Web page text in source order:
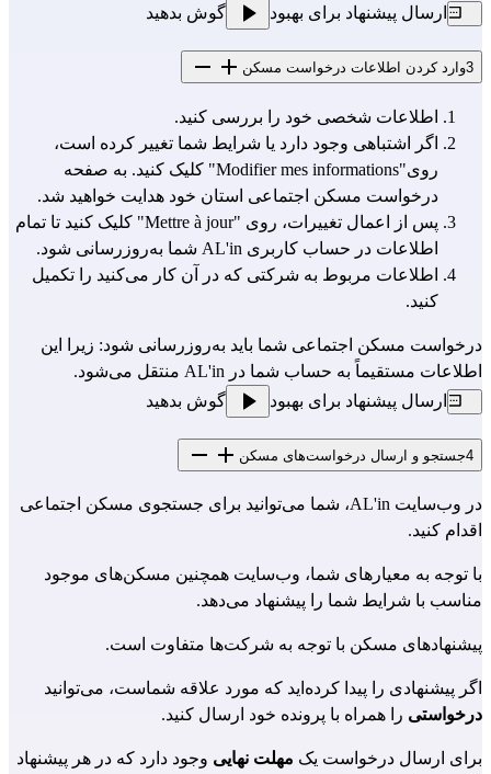
ارسال پیشنهاد برای بهبود گوش بدهید
3وارد کردن اطلاعات درخواست مسکن
اطلاعات شخصی خود را بررسی کنید.
اگر اشتباهی وجود دارد یا شرایط شما تغییر کرده است،
روی"Modifier mes informations" کلیک کنید. به صفحه
درخواست مسکن اجتماعی استان خود هدایت خواهید شد.
پس از اعمال تغییرات، روی "Mettre à jour" کلیک کنید تا تمام
اطلاعات در حساب کاربری AL'in شما به‌روزرسانی شود.
اطلاعات مربوط به شرکتی که در آن کار می‌کنید را تکمیل
کنید.
درخواست مسکن اجتماعی شما باید به‌روزرسانی شود: زیرا این
اطلاعات مستقیماً به حساب شما در AL'in منتقل می‌شود.
ارسال پیشنهاد برای بهبود
گوش بدهید
4جستجو و ارسال درخواست‌های مسکن
در وب‌سایت AL'in، شما می‌توانید برای جستجوی مسکن اجتماعی
اقدام کنید.
با توجه به معیارهای شما، وب‌سایت همچنین مسکن‌های موجود
مناسب با شرایط شما را پیشنهاد می‌دهد.
پیشنهادهای مسکن با توجه به شرکت‌ها متفاوت است.
اگر پیشنهادی را پیدا کرده‌اید که مورد علاقه شماست، می‌توانید
درخواستی را همراه با پرونده خود ارسال کنید.
برای ارسال درخواست یک مهلت نهایی وجود دارد که در هر پیشنهاد